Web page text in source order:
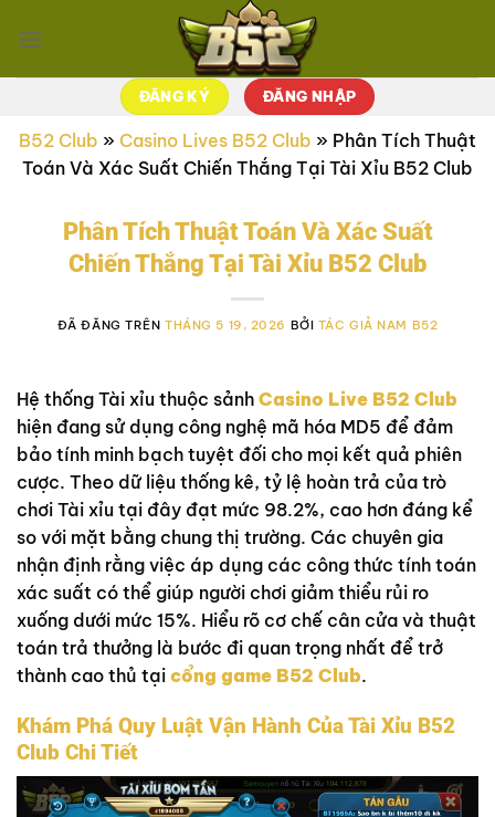
đến
ĐĂNG KÝ ĐĂNG NHẬP
B52 Club » Casino Lives B52 Club » Phân Tích Thuật
Toán Và Xác Suất Chiến Thắng Tại Tài Xỉu B52 Club
Phân Tích Thuật Toán Và Xác Suất
Chiến Thắng Tại Tài Xỉu B52 Club
ĐÃ ĐĂNG TRÊNTHÁNG 5 19, 2026 BỞI TÁC GIẢ NAM B52
Hệ thống Tài xỉu thuộc sảnh Casino Live B52 Club
hiện đang sử dụng công nghệ mã hóa MD5 để đảm
bảo tính minh bạch tuyệt đối cho mọi kết quả phiên
cược. Theo dữ liệu thống kê, tỷ lệ hoàn trả của trò
chơi Tài xỉu tại đây đạt mức 98.2%, cao hơn đáng kể
so với mặt bằng chung thị trường. Các chuyên gia
nhận định rằng việc áp dụng các công thức tính toán
xác suất có thể giúp người chơi giảm thiểu rủi ro
xuống dưới mức 15%. Hiểu rõ cơ chế cân cửa và thuật
toán trả thưởng là bước đi quan trọng nhất để trở
thành cao thủ tại cổng game B52 Club.
Khám Phá Quy Luật Vận Hành Của Tài Xỉu B52
Club Chi Tiết